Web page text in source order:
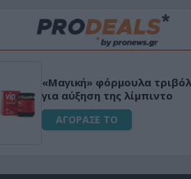
«Μαγική» φόρμουλα
για αύξηση της λίμπιντο
ΑΓΟΡΑΣΕ ΤΟ